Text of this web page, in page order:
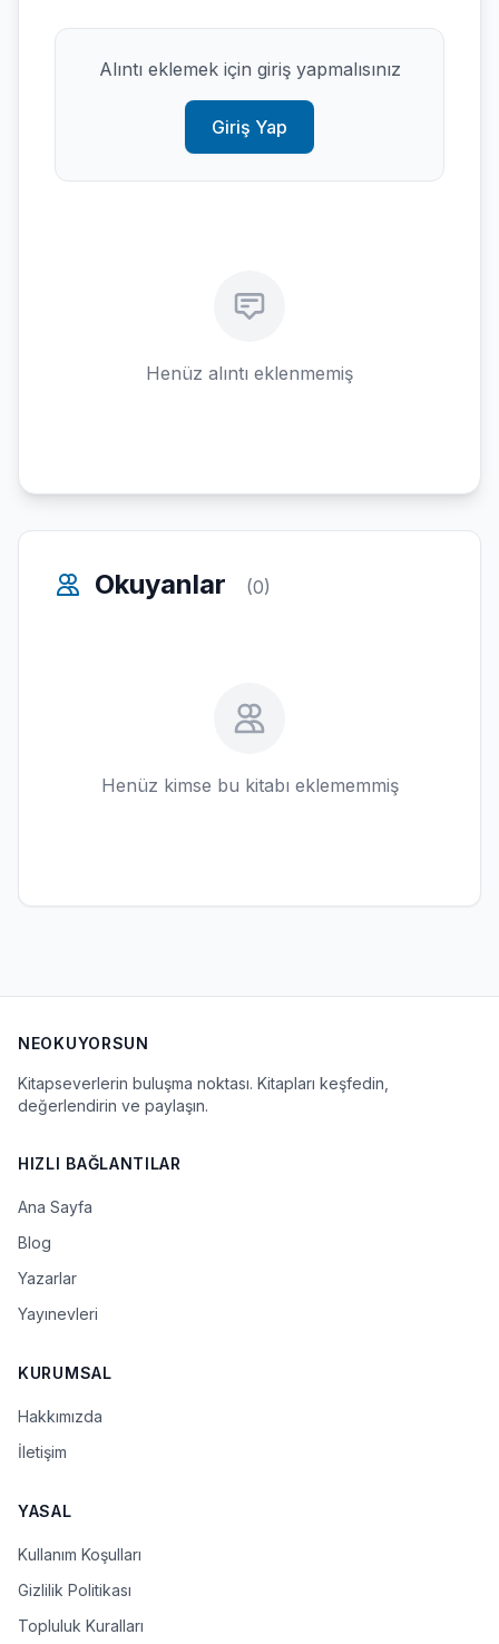
Alıntı eklemek için giriş yapmalısınız
Giriş Yap
Henüz alıntı eklenmemiş
Okuyanlar (0)
Henüz kimse bu kitabı eklememmiş
NEOKUYORSUN
Kitapseverlerin buluşma noktası. Kitapları keşfedin,
değerlendirin ve paylaşın.
HIZLI BAĞLANTILAR
Ana Sayfa
Blog
Yazarlar
Yayınevleri
KURUMSAL
Hakkımızda
İletişim
YASAL
Kullanım Koşulları
Gizlilik Politikası
Topluluk Kuralları